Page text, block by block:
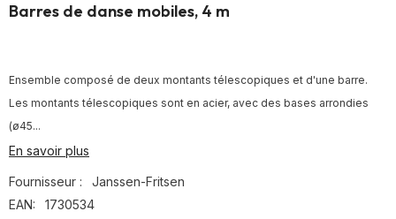
Barres de danse mobiles, 4 m
Ensemble composé de deux montants télescopiques et d'une barre.
Les montants télescopiques sont en acier, avec des bases arrondies
(ø45...
En savoir plus
Fournisseur :
Janssen-Fritsen
EAN:
1730534